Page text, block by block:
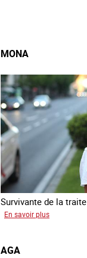
MONA
Survivante de la traite
En savoir plus
AGA